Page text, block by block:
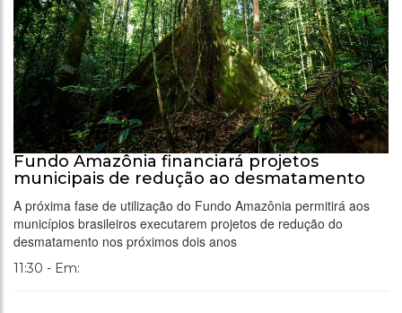
Fundo Amazônia financiará projetos
municipais de redução ao desmatamento
A próxima fase de utilização do Fundo Amazônia permitirá aos
municípios brasileiros executarem projetos de redução do
desmatamento nos próximos dois anos
11:30 - Em: